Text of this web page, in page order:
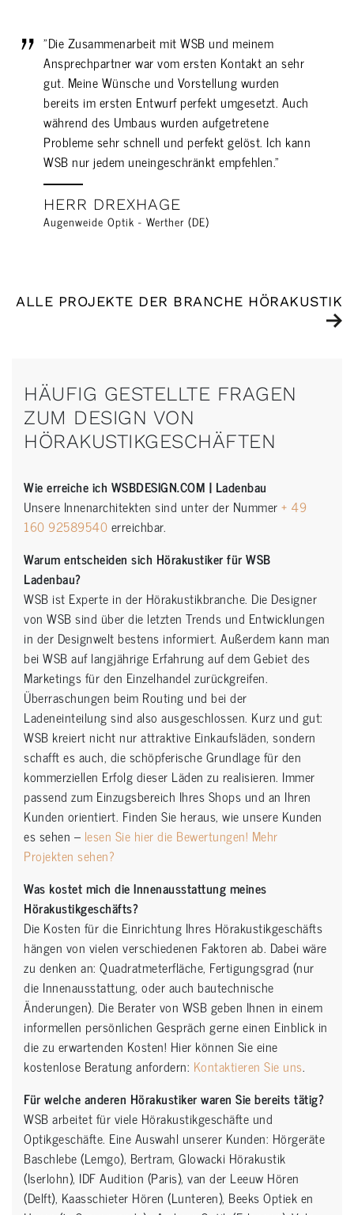
"Die Zusammenarbeit mit WSB und meinem
Ansprechpartner war vom ersten Kontakt an sehr
gut. Meine Wünsche und Vorstellung wurden
bereits im ersten Entwurf perfekt umgesetzt. Auch
während des Umbaus wurden aufgetretene
Probleme sehr schnell und perfekt gelöst. Ich kann
WSB nur jedem uneingeschränkt empfehlen."
HERR DREXHAGE
Augenweide Optik - Werther (DE)
ALLE PROJEKTE DER BRANCHE HÖRAKUSTIK
HÄUFIG GESTELLTE FRAGEN
ZUM DESIGN VON
HÖRAKUSTIKGESCHÄFTEN
Wie erreiche ich WSBDESIGN.COM | Ladenbau
Unsere Innenarchitekten sind unter der Nummer+ 49
160 92589540erreichbar.
Warum entscheiden sich Hörakustiker für WSB
Ladenbau?
WSB ist Experte in der Hörakustikbranche. Die Designer
von WSB sind über die letzten Trends und Entwicklungen
in der Designwelt bestens informiert. Außerdem kann man
bei WSB auf langjährige Erfahrung auf dem Gebiet des
Marketings für den Einzelhandel zurückgreifen.
Überraschungen beim Routing und bei der
Ladeneinteilung sind also ausgeschlossen. Kurz und gut:
WSB kreiert nicht nur attraktive Einkaufsläden, sondern
schafft es auch, die schöpferische Grundlage für den
kommerziellen Erfolg dieser Läden zu realisieren. Immer
passend zum Einzugsbereich Ihres Shops und an Ihren
Kunden orientiert. Finden Sie heraus, wie unsere Kunden
es sehen – lesen Sie hier die Bewertungen! Mehr
Projekten sehen?
Was kostet mich die Innenausstattung meines
Hörakustikgeschäfts?
Die Kosten für die Einrichtung Ihres Hörakustikgeschäfts
hängen von vielen verschiedenen Faktoren ab. Dabei wäre
zu denken an: Quadratmeterfläche, Fertigungsgrad (nur
die Innenausstattung, oder auch bautechnische
Änderungen). Die Berater von WSB geben Ihnen in einem
informellen persönlichen Gespräch gerne einen Einblick in
die zu erwartenden Kosten! Hier können Sie eine
kostenlose Beratung anfordern: Kontaktieren Sie uns.
Für welche anderen Hörakustiker waren Sie bereits tätig?
WSB arbeitet für viele Hörakustikgeschäfte und
Optikgeschäfte. Eine Auswahl unserer Kunden: Hörgeräte
Baschlebe (Lemgo), Bertram, Glowacki Hörakustik
(Iserlohn), IDF Audition (Paris), van der Leeuw Hören
(Delft), Kaasschieter Hören (Lunteren), Beeks Optiek en